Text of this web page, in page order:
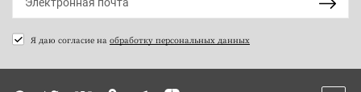
Я даю согласие на обработку персональных данных